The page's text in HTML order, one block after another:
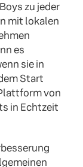
zu jeder
mit lokalen
es
sie in
Start
von
in Echtzeit